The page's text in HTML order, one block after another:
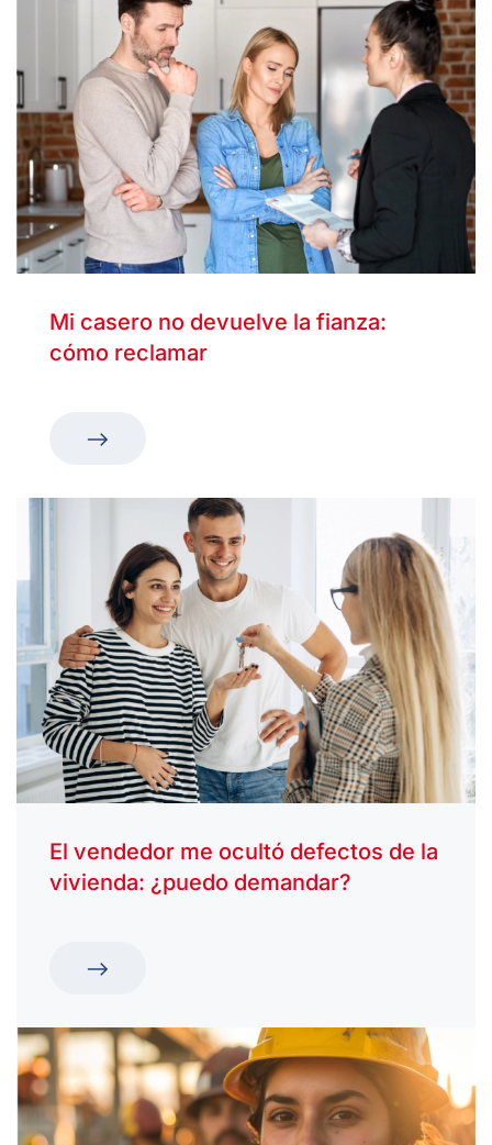
Mi casero no devuelve la fianza:
cómo reclamar
El vendedor me ocultó defectos de la
vivienda: ¿puedo demandar?